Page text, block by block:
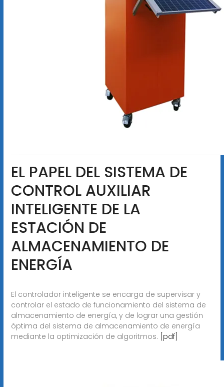
EL PAPEL DEL SISTEMA DE
CONTROL AUXILIAR
INTELIGENTE DE LA
ESTACIÓN DE
ALMACENAMIENTO DE
ENERGÍA
El controlador inteligente se encarga de supervisar y
controlar el estado de funcionamiento del sistema de
almacenamiento de energía, y de lograr una gestión
óptima del sistema de almacenamiento de energía
mediante la optimización de algoritmos. [pdf]